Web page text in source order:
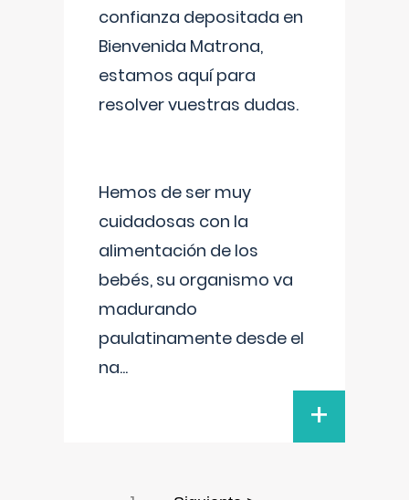
confianza depositada en
Bienvenida Matrona,
estamos aquí para
resolver vuestras dudas.
Hemos de ser muy
cuidadosas con la
alimentación de los
bebés, su organismo va
madurando
paulatinamente desde el
na...
+